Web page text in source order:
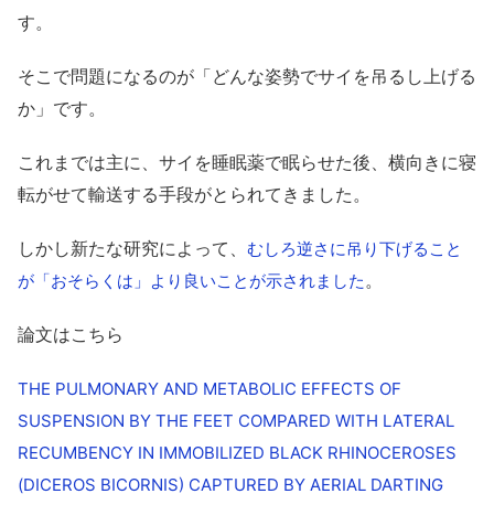
す。
そこで問題になるのが「どんな姿勢でサイを吊るし上げる
か」です。
これまでは主に、サイを睡眠薬で眠らせた後、横向きに寝
転がせて輸送する手段がとられてきました。
しかし新たな研究によって、 むしろ逆さに吊り下げること
が「おそらくは」より良いことが示されました。
論文はこちら
THE PULMONARY AND METABOLIC EFFECTS OF
SUSPENSION BY THE FEET COMPARED WITH LATERAL
RECUMBENCY IN IMMOBILIZED BLACK RHINOCEROSES
(DICEROS BICORNIS) CAPTURED BY AERIAL DARTING